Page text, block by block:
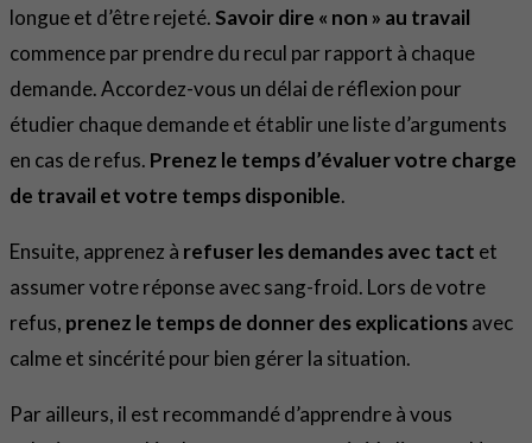
longue et d’être rejeté.Savoir dire « non » au travail
commence par prendre du recul par rapport à chaque
demande. Accordez-vous un délai de réflexion pour
étudier chaque demande et établir une liste d’arguments
en cas de refus. Prenez le temps d’évaluer votre charge
de travail et votre temps disponible.
Ensuite, apprenez à refuser les demandes avec tact et
assumer votre réponse avec sang-froid. Lors de votre
refus, prenez le temps de donner des explicationsavec
calme et sincérité pour bien gérer la situation.
Par ailleurs, il est recommandé d’apprendre à vous